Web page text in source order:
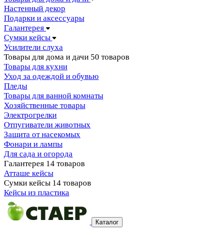
Настенный декор
Подарки и аксессуары
Галантерея
Сумки кейсы
Усилители слуха
Товары для дома и дачи 50 товаров
Товары для кухни
Уход за одеждой и обувью
Пледы
Товары для ванной комнаты
Хозяйственные товары
Электрогрелки
Отпугиватели животных
Защита от насекомых
Фонари и лампы
Для сада и огорода
Галантерея 14 товаров
Атташе кейсы
Сумки кейсы 14 товаров
Кейсы из пластика
Каталог